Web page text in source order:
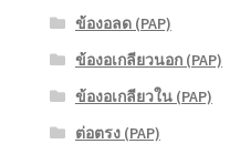
ข้องอลด (PAP)
ข้องอเกลียวนอก (PAP)
ข้องอเกลียวใน (PAP)
ต่อตรง (PAP)